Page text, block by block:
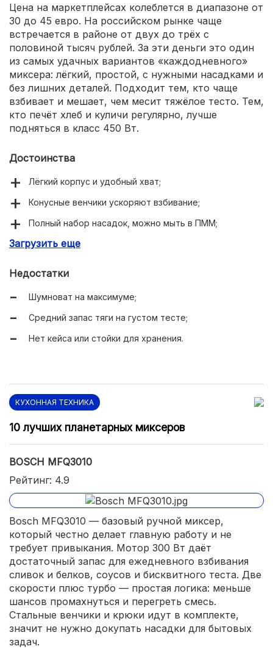
Цена на маркетплейсах колеблется в диапазоне от
30 до 45 евро. На российском рынке чаще
встречается в районе от двух до трёх с
половиной тысяч рублей. За эти деньги это один
из самых удачных вариантов «каждодневного»
миксера: лёгкий, простой, с нужными насадками и
без лишних деталей. Подходит тем, кто чаще
взбивает и мешает, чем месит тяжёлое тесто. Тем,
кто печёт хлеб и куличи регулярно, лучше
подняться в класс 450 Вт.
Достоинства
Лёгкий корпус и удобный хват;
Конусные венчики ускоряют взбивание;
Полный набор насадок, можно мыть в ПММ;
Плавные скорости и «Турбо»;
Загрузить еще
Недостатки
Шумноват на максимуме;
Средний запас тяги на густом тесте;
Нет кейса или стойки для хранения.
КУХОННАЯ ТЕХНИКА
10 лучших планетарных миксеров
BOSCH MFQ3010
Рейтинг: 4.9
Bosch MFQ3010 — базовый ручной миксер,
который честно делает главную работу и не
требует привыкания. Мотор 300 Вт даёт
достаточный запас для ежедневного взбивания
сливок и белков, соусов и бисквитного теста. Две
скорости плюс турбо — простая логика: меньше
шансов промахнуться и перегреть смесь.
Стальные венчики и крюки идут в комплекте,
значит не нужно докупать насадки для бытовых
задач.